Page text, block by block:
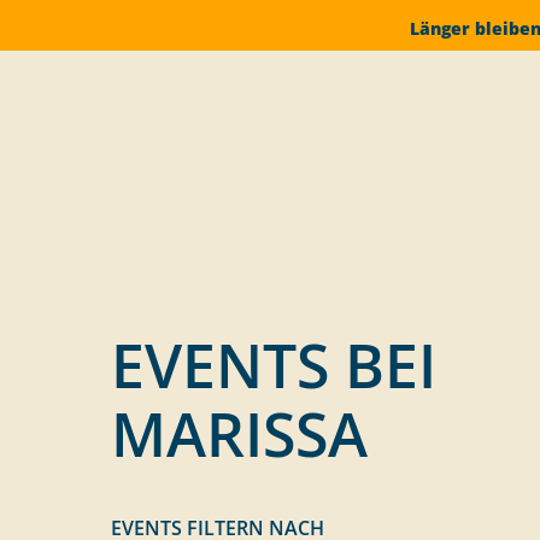
Länger
EVENTS BEI
MARISSA
EVENTS FILTERN NACH